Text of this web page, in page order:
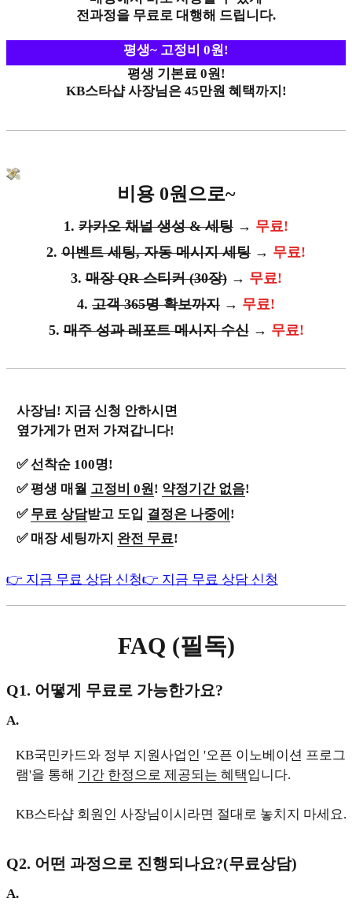
전과정을 무료로 대행해 드립니다.
평생~ 고정비 0원!
평생 기본료 0원!
KB스타샵 사장님은 45만원 혜택까지!
비용 0원으로~
1. 카카오 채널 생성 & 세팅 → 무료!
2. 이벤트 세팅, 자동 메시지 세팅 → 무료!
3.매장 QR 스티커 (30장)→ 무료!
4. 고객 365명 확보까지 → 무료!
5.매주 성과 레포트 메시지 수신→ 무료!
사장님! 지금 신청 안하시면
옆가게가 먼저 가져갑니다!
✅ 선착순 100명!
✅ 평생 매월 고정비 0원! 약정기간 없음!
✅ 무료 상담받고 도입 결정은 나중에 !
✅ 매장 세팅까지 완전 무료!
👉 지금 무료 상담 신청👉 지금 무료 상담 신청
FAQ (필독)
Q1. 어떻게 무료로 가능한가요?
A.
KB국민카드와 정부 지원사업인 '오픈 이노베이션 프로그
램'을 통해 기간 한정으로 제공되는 혜택입니다.
KB스타샵 회원인 사장님이시라면 절대로 놓치지 마세요.
Q2. 어떤 과정으로 진행되나요?(무료상담)
A.